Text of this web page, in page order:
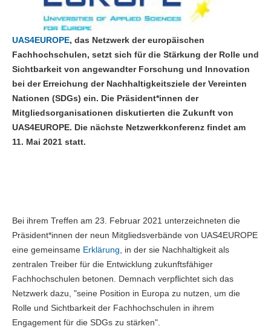
UAS4EUROPE, das Netzwerk der europäischen
Fachhochschulen, setzt sich für die Stärkung der Rolle und
Sichtbarkeit von angewandter Forschung und Innovation
bei der Erreichung der Nachhaltigkeitsziele der Vereinten
Nationen (SDGs) ein. Die Präsident*innen der
Mitgliedsorganisationen diskutierten die Zukunft von
UAS4EUROPE. Die nächste Netzwerkkonferenz findet am
11. Mai 2021 statt.
Bei ihrem Treffen am 23. Februar 2021 unterzeichneten die
Präsident*innen der neun Mitgliedsverbände von UAS4EUROPE
eine gemeinsame Erklärung, in der sie Nachhaltigkeit als
zentralen Treiber für die Entwicklung zukunftsfähiger
Fachhochschulen betonen. Demnach verpflichtet sich das
Netzwerk dazu, "seine Position in Europa zu nutzen, um die
Rolle und Sichtbarkeit der Fachhochschulen in ihrem
Engagement für die SDGs zu stärken".